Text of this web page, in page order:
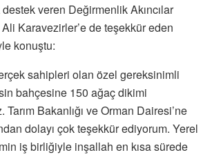
veren Değirmenlik Akıncılar
Karavezirler’e de teşekkür eden
konuştu:
sahipleri olan özel gereksinimli
bahçesine 150 ağaç dikimi
Bakanlığı ve Orman Dairesi’ne
dolayı çok teşekkür ediyorum. Yerel
iş birliğiyle inşallah en kısa sürede